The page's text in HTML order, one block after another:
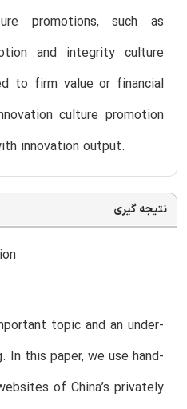
promotions, such as
and integrity culture
to firm value or financial
culture promotion
innovation output.
نتیجه گیری
topic and an under-
In this paper, we use hand-
of China’s privately